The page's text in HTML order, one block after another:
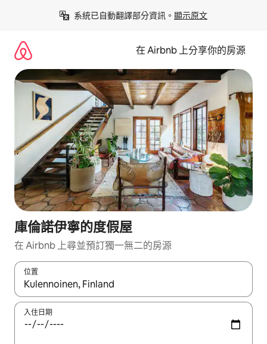
系統已自動翻譯部分資訊。 顯示原文
在 Airbnb 上分享你的房源
庫倫諾伊寧的度假屋
在 Airbnb 上尋並預訂獨一無二的房源
位置
如有搜尋結果，瀏覽內容時請使用上下箭頭，或輕點、滑動裝置。
入住日期